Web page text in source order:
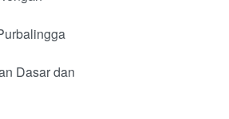
Dasar dan